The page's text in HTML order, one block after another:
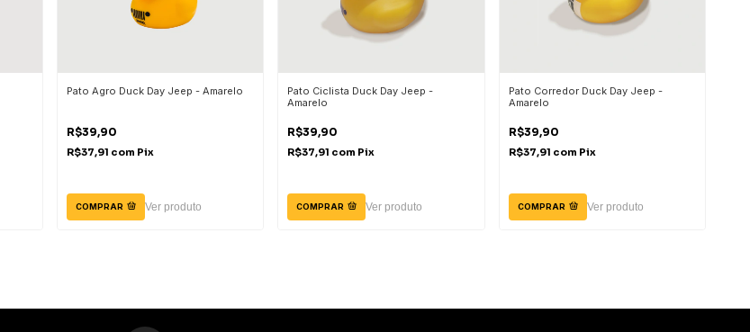
Pato Agro Duck Day Jeep - Amarelo
R$39,90
R$37,91 com Pix
COMPRAR Ver produto
Pato Ciclista Duck Day Jeep -
Amarelo
R$39,90
R$37,91 com Pix
COMPRAR Ver produto
Pato Corredor Duck Day Jeep -
Amarelo
R$39,90
R$37,91 com Pix
COMPRAR Ver produto